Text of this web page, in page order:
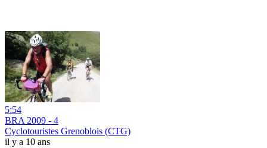
5:54
BRA 2009 - 4
Cyclotouristes Grenoblois (CTG)
il y a 10 ans